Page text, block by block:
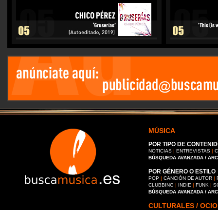
MÚSICA
POR TIPO DE
NOTICIAS | ENTREVISTAS |
BÚSQUEDA AVANZADA /
POR GÉNERO O ESTILO
POP | CANCIÓN DE AUTOR |
CLUBBING | INDIE | FUNK |
BÚSQUEDA AVANZADA /
CULTURALES / OCIO